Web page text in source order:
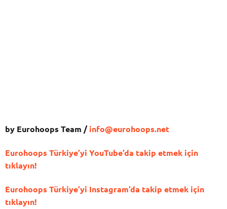
by Eurohoops Team /info@eurohoops.net
Eurohoops Türkiye’yi YouTube’da takip etmek için
tıklayın!
Eurohoops Türkiye’yi Instagram’da takip etmek için
tıklayın!